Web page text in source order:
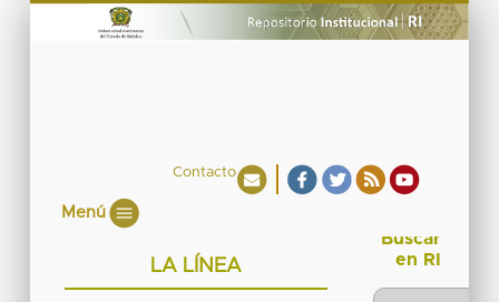
Contacto
Menú
LA LÍNEA
Buscar
en RI